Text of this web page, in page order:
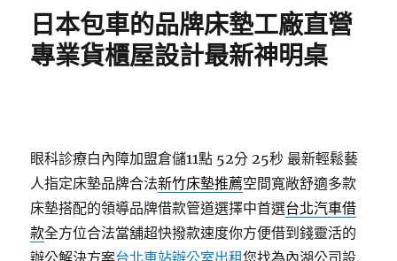
日本包車的品牌床墊工廠直營
專業貨櫃屋設計最新神明桌
眼科診療白內障加盟倉儲11點 52分 25秒 最新輕鬆藝
人指定床墊品牌合法新竹床墊推薦空間寬敞舒適多款
床墊搭配的領導品牌借款管道選擇中首選台北汽車借
款全方位合法當舖超快撥款速度你方便借到錢靈活的
辦公解決方案台北車站辦公室出租您找為內湖公司設